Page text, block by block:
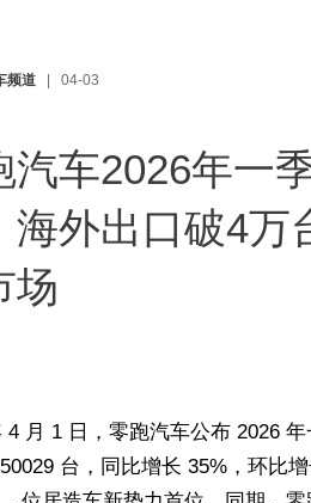
频道 04-03
汽车2026年一
海外出口破4万
场
4 月 1 日，零跑汽车公布 2026
台，同比增长 35%，环比